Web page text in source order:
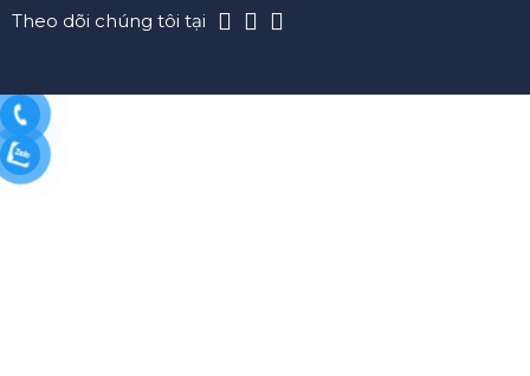
Theo dõi chúng tôi tại